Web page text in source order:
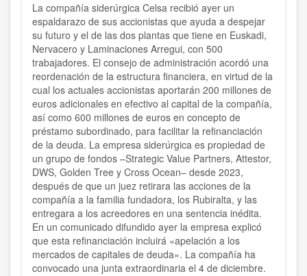
La compañía siderúrgica Celsa recibió ayer un
espaldarazo de sus accionistas que ayuda a despejar
su futuro y el de las dos plantas que tiene en Euskadi,
Nervacero y Laminaciones Arregui, con 500
trabajadores. El consejo de administración acordó una
reordenación de la estructura financiera, en virtud de la
cual los actuales accionistas aportarán 200 millones de
euros adicionales en efectivo al capital de la compañía,
así como 600 millones de euros en concepto de
préstamo subordinado, para facilitar la refinanciación
de la deuda. La empresa siderúrgica es propiedad de
un grupo de fondos –Strategic Value Partners, Attestor,
DWS, Golden Tree y Cross Ocean– desde 2023,
después de que un juez retirara las acciones de la
compañía a la familia fundadora, los Rubiralta, y las
entregara a los acreedores en una sentencia inédita.
En un comunicado difundido ayer la empresa explicó
que esta refinanciación incluirá «apelación a los
mercados de capitales de deuda». La compañía ha
convocado una junta extraordinaria el 4 de diciembre.